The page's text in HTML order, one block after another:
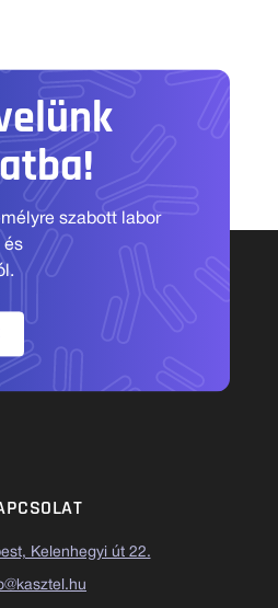
szabott labor
és
Kelenhegyi út 22.